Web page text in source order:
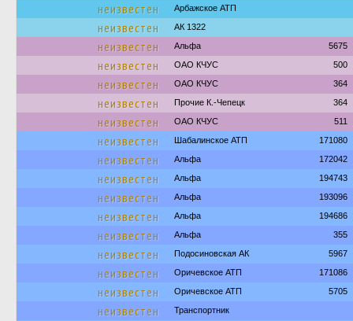
неизвестен Арбажское АТП
неизвестен АК 1322
неизвестен Альфа 5675
неизвестен ОАО КЧУС 500
неизвестен ОАО КЧУС 364
неизвестен Прочие К.-Чепецк 364
неизвестен ОАО КЧУС 511
неизвестен Шабалинское АТП 171080
неизвестен Альфа 172042
неизвестен Альфа 194743
неизвестен Альфа 193096
неизвестен Альфа 194686
неизвестен Альфа 355
неизвестен Подосиновская АК 5967
неизвестен Оричевское АТП 171086
неизвестен Оричевское АТП 5705
неизвестен Транспортник